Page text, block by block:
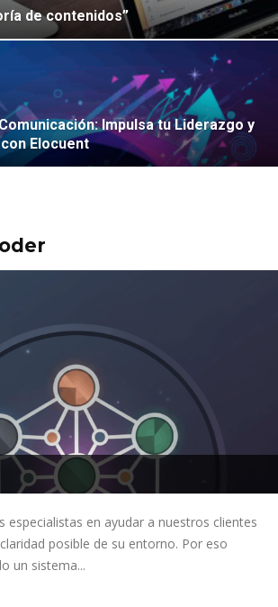
de contenidos”
Impulsa tu Liderazgo y
Elocuent
especialistas en ayudar a nuestros clientes
posible de su entorno. Por eso
un sistema...